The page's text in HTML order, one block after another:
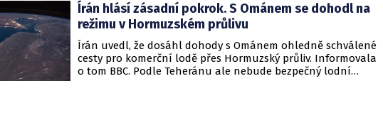
Írán hlásí zásadní pokrok. S Ománem se dohodl na
režimu v Hormuzském průlivu
Írán uvedl, že dosáhl dohody s Ománem ohledně schválené
cesty pro komerční lodě přes Hormuzský průliv. Informovala
o tom BBC. Podle Teheránu ale nebude bezpečný lodní